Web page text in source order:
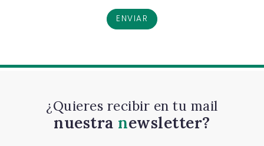
ENVIAR
¿Quieres recibir en tu mail
nuestra newsletter?